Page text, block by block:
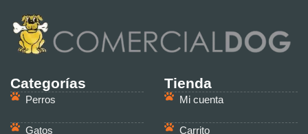
Categorías
Perros
Gatos
Tienda
Mi cuenta
Carrito